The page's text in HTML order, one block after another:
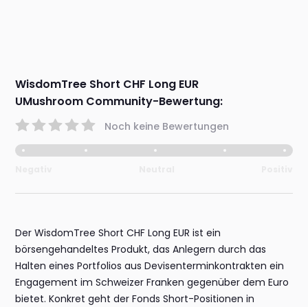
WisdomTree Short CHF Long EUR
UMushroom Community-Bewertung:
Noch keine Bewertungen
Der WisdomTree Short CHF Long EUR ist ein
börsengehandeltes Produkt, das Anlegern durch das
Halten eines Portfolios aus Devisenterminkontrakten ein
Engagement im Schweizer Franken gegenüber dem Euro
bietet. Konkret geht der Fonds Short-Positionen in